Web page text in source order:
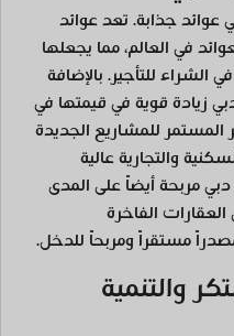
عوائد جذابة. تعد عوائد
في العالم، مما يجعلها
للتأجير. بالإضافة
زيادة قوية في قيمتها في
المستمر للمشاريع الجديدة
والتجارية عالية
مربحة أيضاً على المدى
الفاخرة
مستقراً ومربحاً للدخل.
والتنمية